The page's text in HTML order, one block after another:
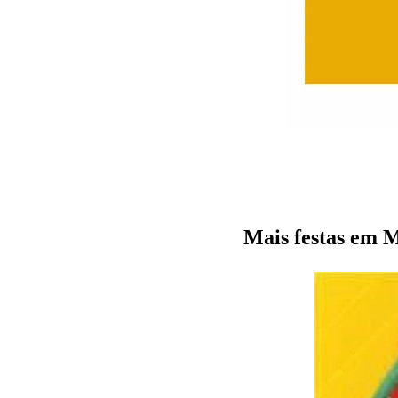
Mais festas em